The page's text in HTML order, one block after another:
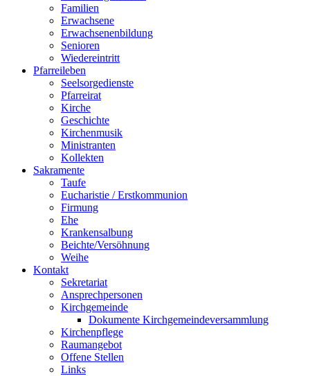
Familien
Erwachsene
Erwachsenenbildung
Senioren
Wiedereintritt
Pfarreileben
Seelsorgedienste
Pfarreirat
Kirche
Geschichte
Kirchenmusik
Ministranten
Kollekten
Sakramente
Taufe
Eucharistie / Erstkommunion
Firmung
Ehe
Krankensalbung
Beichte/Versöhnung
Weihe
Kontakt
Sekretariat
Ansprechpersonen
Kirchgemeinde
Dokumente Kirchgemeindeversammlung
Kirchenpflege
Raumangebot
Offene Stellen
Links